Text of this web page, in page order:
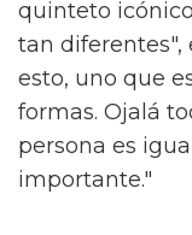
quinteto
tan diferentes",
esto, uno que
formas. Ojalá
persona es
importante."